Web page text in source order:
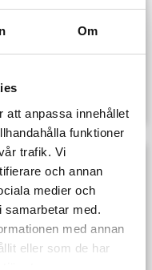
Om
att anpassa innehållet
funktioner
trafik. Vi
och annan
medier och
samarbetar med.
med annan
eller som de har
d.v.s. investera i
- till exempel aktie
av andra
aktier. Det förvaltas
investeraren. Genom
för
jämfört med att köpa